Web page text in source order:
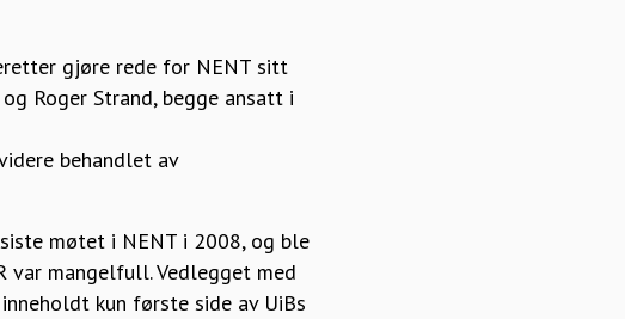
gjøre rede for NENT sitt
Roger Strand, begge ansatt i
behandlet av
møtet i NENT i 2008, og ble
mangelfull. Vedlegget med
kun første side av UiBs